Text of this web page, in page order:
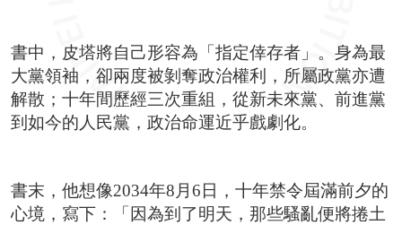
書中，皮塔將自己形容為「指定倖存者」。身為最
大黨領袖，卻兩度被剝奪政治權利，所屬政黨亦遭
解散；十年間歷經三次重組，從新未來黨、前進黨
到如今的人民黨，政治命運近乎戲劇化。
書末，他想像2034年8月6日，十年禁令屆滿前夕的
心境，寫下：「因為到了明天，那些騷亂便將捲土